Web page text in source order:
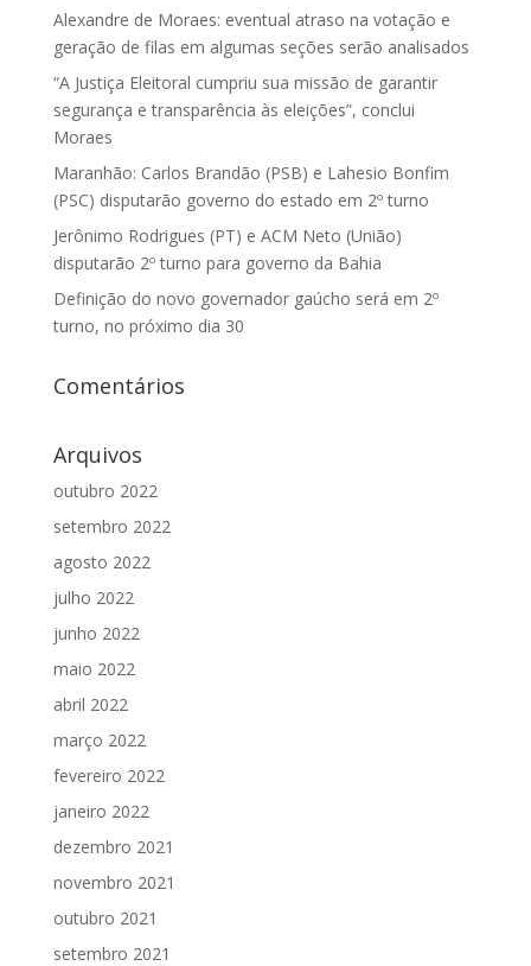
Alexandre de Moraes: eventual atraso na votação e
geração de filas em algumas seções serão analisados
“A Justiça Eleitoral cumpriu sua missão de garantir
segurança e transparência às eleições”, conclui
Moraes
Maranhão: Carlos Brandão (PSB) e Lahesio Bonfim
(PSC) disputarão governo do estado em 2º turno
Jerônimo Rodrigues (PT) e ACM Neto (União)
disputarão 2º turno para governo da Bahia
Definição do novo governador gaúcho será em 2º
turno, no próximo dia 30
Comentários
Arquivos
outubro 2022
setembro 2022
agosto 2022
julho 2022
junho 2022
maio 2022
abril 2022
março 2022
fevereiro 2022
janeiro 2022
dezembro 2021
novembro 2021
outubro 2021
setembro 2021